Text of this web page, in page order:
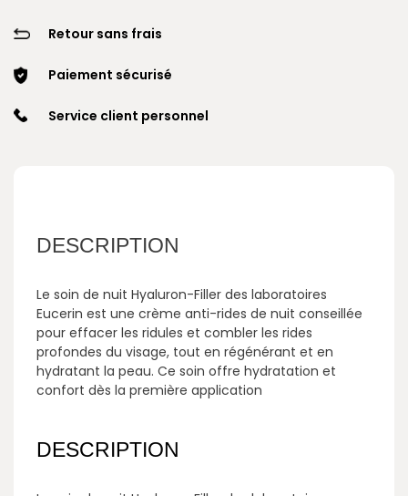
Retour sans frais
Paiement sécurisé
Service client personnel
DESCRIPTION
Le soin de nuit Hyaluron-Filler des laboratoires
Eucerin est une crème anti-rides de nuit conseillée
pour effacer les ridules et combler les rides
profondes du visage, tout en régénérant et en
hydratant la peau. Ce soin offre hydratation et
confort dès la première application
DESCRIPTION